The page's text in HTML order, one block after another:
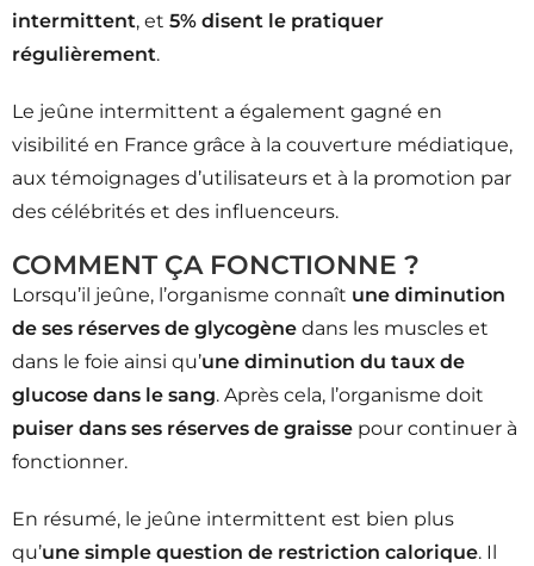
intermittent, et 5% disent le pratiquer
régulièrement.
Le jeûne intermittent a également gagné en
visibilité en France grâce à la couverture médiatique,
aux témoignages d’utilisateurs et à la promotion par
des célébrités et des influenceurs.
COMMENT ÇA FONCTIONNE ?
Lorsqu’il jeûne, l’organisme connaît une diminution
de ses réserves de glycogène dans les muscles et
dans le foie ainsi qu’une diminution du taux de
glucose dans le sang. Après cela, l’organisme doit
puiser dans ses réserves de graisse pour continuer à
fonctionner.
En résumé, le jeûne intermittent est bien plus
qu’une simple question de restriction calorique. Il